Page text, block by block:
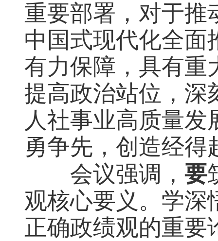
重要部署，对于推
中国式现代化全面
有力保障，具有重
提高政治站位，深
人社事业高质量
勇争先，创造经
会议强调， 要
观核心要义。学深
正确政绩观的重要